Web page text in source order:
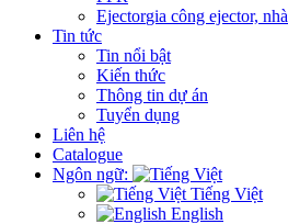
Ejectorgia công ejector,
Tin tức
Tin nổi bật
Kiến thức
Thông tin dự án
Tuyển dụng
Liên hệ
Catalogue
Ngôn ngữ:
Tiếng Việt
English